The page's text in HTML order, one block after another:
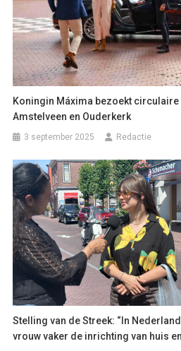
Koningin Máxima bezoekt
Amstelveen en Ouderkerk
3 september 2025 Redactie
Stelling van de Streek: “In
vrouw vaker de inrichting van huis